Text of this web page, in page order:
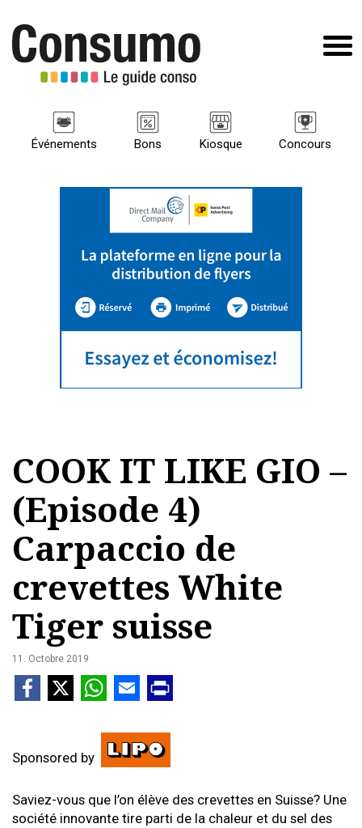
Événements Bons Kiosque Concours
COOK IT LIKE GIO –
(Episode 4)
Carpaccio de
crevettes White
Tiger suisse
11. Octobre 2019
Sponsored by
Saviez-vous que l’on élève des crevettes en Suisse? Une
société innovante tire parti de la chaleur et du sel des